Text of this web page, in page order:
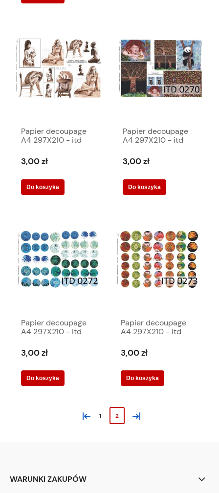
Papier decoupage
A4 297X210 - itd
3,00 zł
Do koszyka
Papier decoupage
A4 297X210 - itd
3,00 zł
Do koszyka
Papier decoupage
A4 297X210 - itd
3,00 zł
Do koszyka
Papier decoupage
A4 297X210 - itd
3,00 zł
Do koszyka
« 1 2 »
WARUNKI ZAKUPÓW